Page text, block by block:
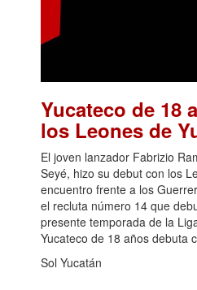
Yucateco de 18
los Leones de
El joven lanzador Fabrizio
Seyé, hizo su debut con los
encuentro frente a los
el recluta número 14 que
presente temporada de la
Yucateco de 18 años debuta
Sol Yucatán